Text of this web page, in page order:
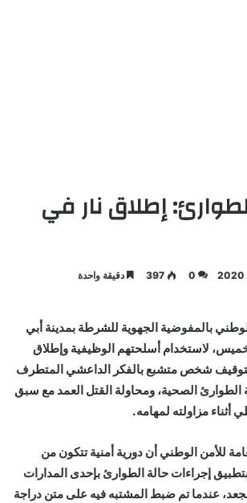
إطلاق نار في
0
397 دقيقة واحدة
بالمفوضية الجهوية للشرطة بمدينة أبي
لاستخدام أسلحتهم الوظيفية وإطلاق
لتوقيف شخص متشبع بالفكر الداعشي المتطرف
الصحية، ومحاولة القتل العمد مع سبق
مزاولته لمهامه.
للأمن الوطني أن دورية أمنية تتكون من
إجراءات حالة الطوارئ بإحدى المدارات
عندما تم ضبط المشتبه فيه على متن دراجة